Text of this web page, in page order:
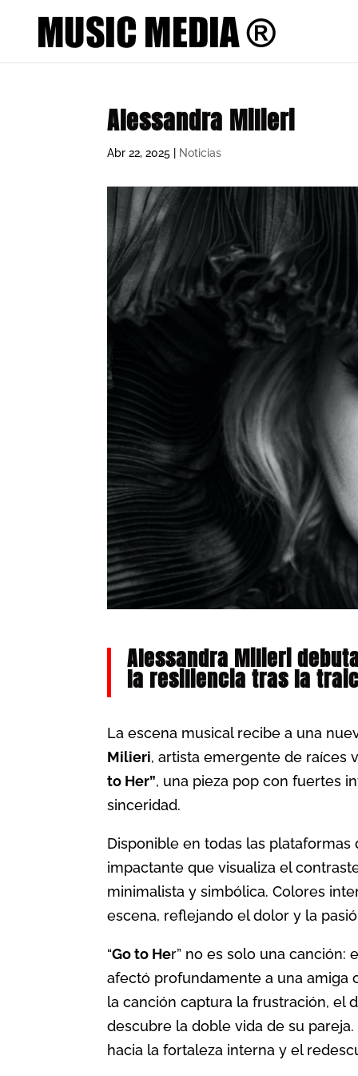
Alessandra Milieri
Abr 22, 2025 Noticias
Alessandra Milieri
la resiliencia tras la
La escena musical recibe a una
Milieri, artista emergente de raíces
to Her”, una pieza pop con fuertes
sinceridad.
Disponible en todas las
impactante que visualiza el
minimalista y simbólica. Colores
escena, reflejando el dolor y la
“Go to Her” no es solo una canción:
afectó profundamente a una amiga
la canción captura la frustración, el
descubre la doble vida de su
hacia la fortaleza interna y el